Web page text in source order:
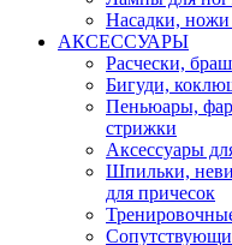
Насадки,
АКСЕССУАРЫ
Расчески,
Бигуди,
Пеньюары,
стрижки
Аксессуары
Шпильки,
для причесок